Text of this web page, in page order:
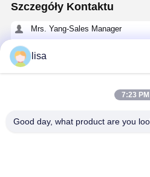
Szczegóły Kontaktu
Mrs. Yang-Sales Manager
Community, Buji Subdistrict,
lisa
7:23 PM
Good day, what product are you